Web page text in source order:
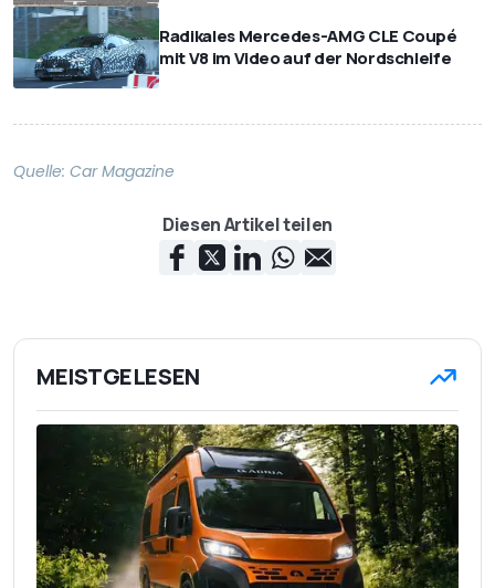
Radikales Mercedes-AMG CLE Coupé
mit V8 im Video auf der Nordschleife
Quelle: Car Magazine
Diesen Artikel teilen
MEISTGELESEN